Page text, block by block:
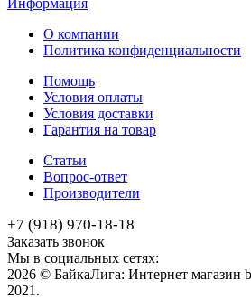
О компании
Политика конфиденциальности
Помощь
Условия оплаты
Условия доставки
Гарантия на товар
Статьи
Вопрос-ответ
Производители
+7 (918) 970-18-18
Заказать звонок
Мы в социальных сетях:
2026 © БайкаЛига: Интернет магазин
2021.